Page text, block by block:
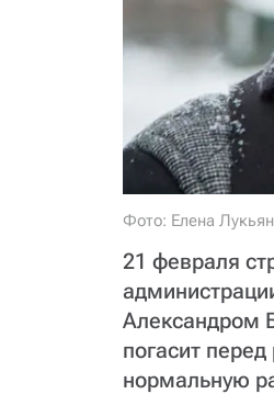
Фото: Елена
21 февраля
Александром
погасит
нормальную